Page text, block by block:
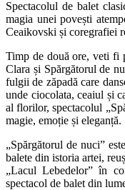
Spectacolul de balet
magia unei povești
Ceaikovski și coregrafiei
Timp de două ore, veti fi
Clara și Spărgătorul de
fulgii de zăpadă care
unde ciocolata, ceaiul și
al florilor, spectacolul
magie, emoție și eleganță.
„Spărgătorul de nuci”
balete din istoria artei,
„Lacul Lebedelor” în
spectacol de balet din